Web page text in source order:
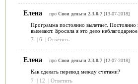
Елена про Свои деньги 2.3.0.7[13-07-2018]
Программа постоянно вылетает. Постоянно
вылезают. Бросила я это дело неблагодарное.
7
| 6 | Ответить
Елена про Свои деньги 2.3.0.7[12-07-2018]
Как сделать перевод между счетами?
7
| 12 | Ответить